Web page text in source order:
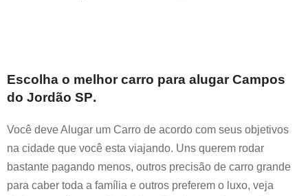
Escolha o melhor carro para alugarCampos
do Jordão SP.
Você deve Alugar um Carro de acordo com seus objetivos
na cidade que você esta viajando. Uns querem rodar
bastante pagando menos, outros precisão de carro grande
para caber toda a família e outros preferem o luxo, veja